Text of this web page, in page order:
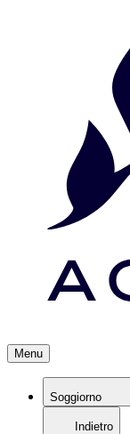
Menu
Soggiorno
Indietro